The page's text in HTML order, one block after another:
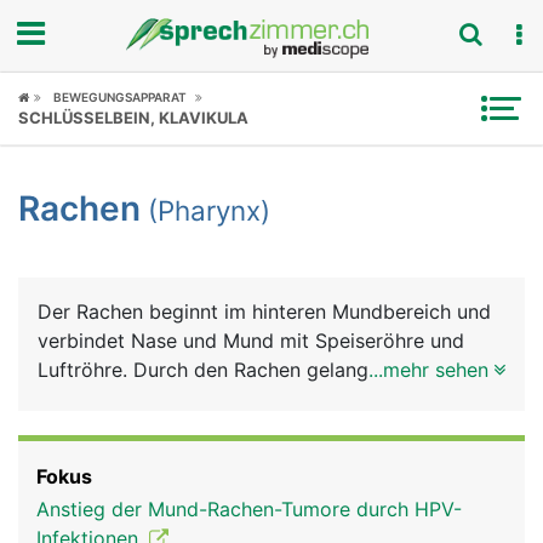
Fokus
Symptome
News
Rubriken
BEWEGUNGSAPPARAT
SCHLÜSSELBEIN, KLAVIKULA
Rachen (Pharynx)
Der Rachen beginnt im hinteren Mundbereich und
verbindet Nase und Mund mit Speiseröhre und
Luftröhre. Durch den Rachen gelangt einerseits die
Luftröhre liegt der Kehlkopf mit den
Stimmbändern, die der Tonbildung dienen.
...mehr sehen
Fokus
Anstieg der Mund-Rachen-Tumore durch HPV-
Infektionen